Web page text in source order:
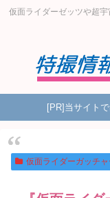
仮面ライダーゼッツや超
[PR]当サイト
仮面ライダーガッチャ